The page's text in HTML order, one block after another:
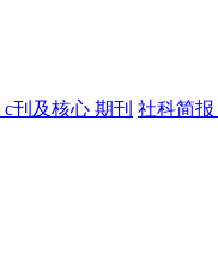
c刊及核心 期刊 社科简报